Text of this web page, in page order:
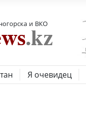
и ВКО
Я очевидец